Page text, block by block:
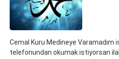
Cemal Kuru Medineye Varamadım
telefonundan okumak istiyorsan